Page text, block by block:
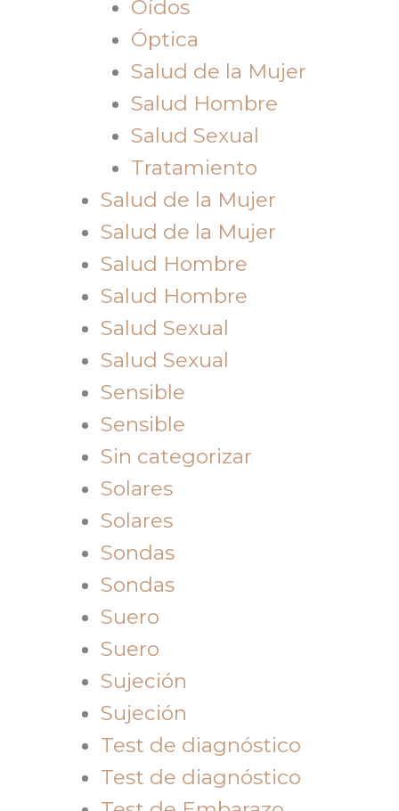
Oídos
Óptica
Salud de la Mujer
Salud Hombre
Salud Sexual
Tratamiento
Salud de la Mujer
Salud de la Mujer
Salud Hombre
Salud Hombre
Salud Sexual
Salud Sexual
Sensible
Sensible
Sin categorizar
Solares
Solares
Sondas
Sondas
Suero
Suero
Sujeción
Sujeción
Test de diagnóstico
Test de diagnóstico